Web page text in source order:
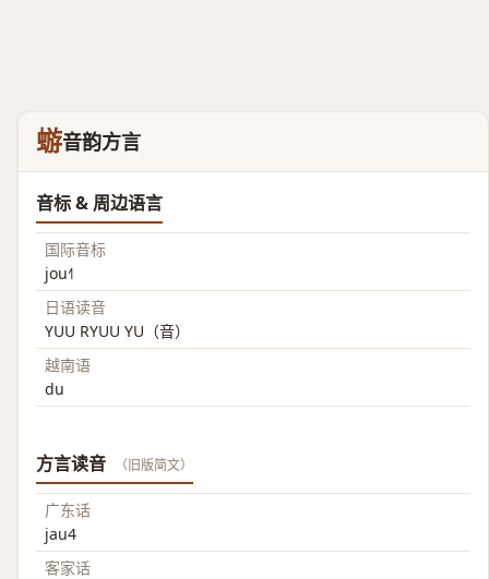
蝣音韵方言
音标 & 周边语言
国际音标
jou˧˥
日语读音
YUU RYUU YU（音）
越南语
du
方言读音 （旧版简文）
广东话
jau4
客家话